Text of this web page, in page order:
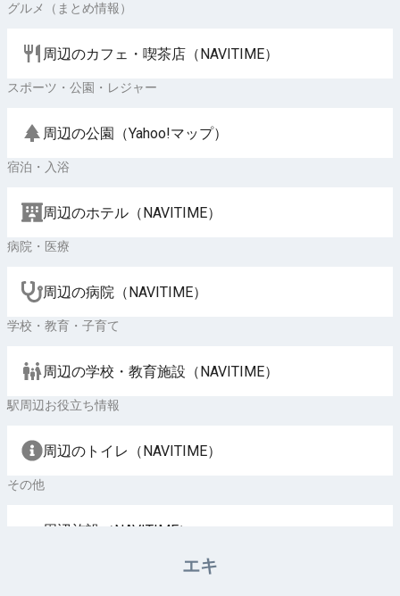
グルメ（まとめ情報）
周辺のカフェ・喫茶店（NAVITIME）
スポーツ・公園・レジャー
周辺の公園（Yahoo!マップ）
宿泊・入浴
周辺のホテル（NAVITIME）
病院・医療
周辺の病院（NAVITIME）
学校・教育・子育て
周辺の学校・教育施設（NAVITIME）
駅周辺お役立ち情報
周辺のトイレ（NAVITIME）
その他
周辺施設（NAVITIME）
エキ